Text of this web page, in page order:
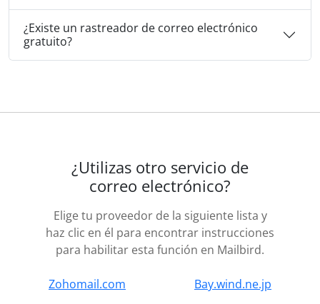
¿Existe un rastreador de correo electrónico
gratuito?
¿Utilizas otro servicio de
correo electrónico?
Elige tu proveedor de la siguiente lista y
haz clic en él para encontrar instrucciones
para habilitar esta función en Mailbird.
Zohomail.com
Bay.wind.ne.jp